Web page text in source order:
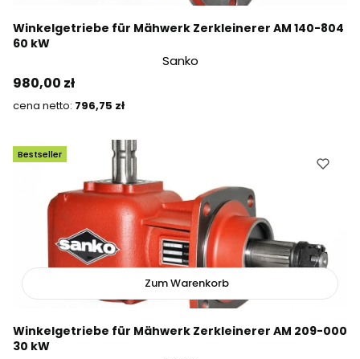
Winkelgetriebe für Mähwerk Zerkleinerer AM 140-804
60 kW
Sanko
Preis
980,00 zł
Preis
796,75 zł
Bestseller
Zum Warenkorb
Winkelgetriebe für Mähwerk Zerkleinerer AM 209-000
30 kW